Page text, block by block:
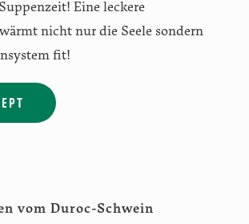
Eine leckere
nicht nur die Seele sondern
fit!
vom Duroc-Schwein